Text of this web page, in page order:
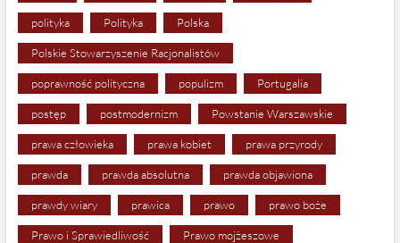
polityka Polityka Polska
Polskie Stowarzyszenie Racjonalistów
poprawność polityczna populizm Portugalia
postęp postmodernizm Powstanie Warszawskie
prawa człowieka prawa kobiet prawa przyrody
prawda prawda absolutna prawda objawiona
prawdy wiary prawica prawo prawo boże
Prawo i Sprawiedliwość Prawo mojżeszowe